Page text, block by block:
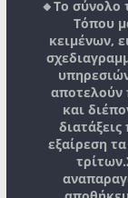
🔸Το σύνολο
Τόπου
κειμένων,
αποτελούν
και
εξαίρεση
τρίτων.